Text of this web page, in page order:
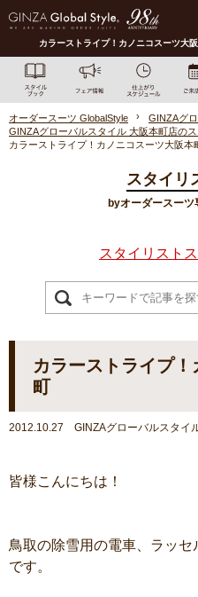
カラーストライプ！カノニコスーツ大
オーダースーツ GlobalStyle
GINZAグ
GINZAグローバルスタイル 大阪本町店の
カラーストライプ！カノニコスーツ大阪本
スタイリ
byオーダースー
スタイリスト
カラーストライプ
町
2012.10.27 GINZAグローバルスタイ
皆様こんにちは！
鳥取の除雪用の電車、ラッ
です。